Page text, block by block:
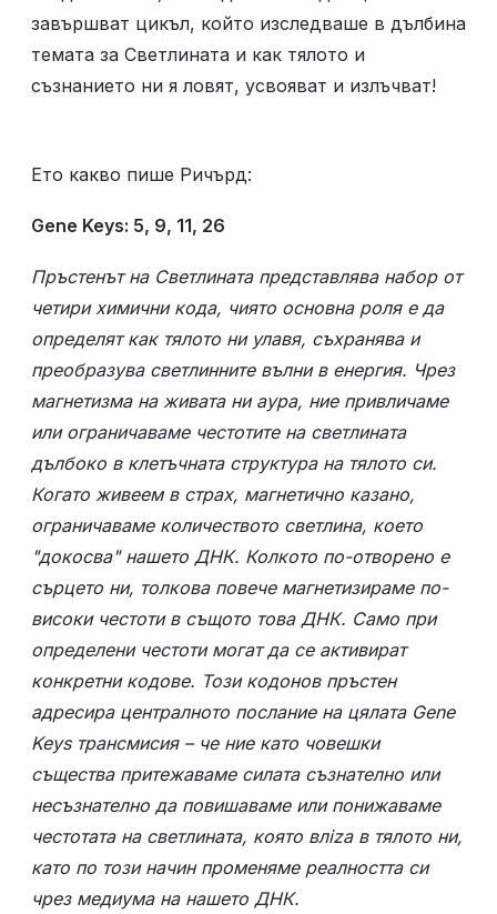
завършват цикъл, който изследваше в дълбина
темата за Светлината и как тялото и
съзнанието ни я ловят, усвояват и излъчват!
Ето какво пише Ричърд:
Gene Keys: 5, 9, 11, 26
Пръстенът на Светлината представлява набор от
четири химични кода, чиято основна роля е да
определят как тялото ни улавя, съхранява и
преобразува светлинните вълни в енергия. Чрез
магнетизма на живата ни аура, ние привличаме
или ограничаваме честотите на светлината
дълбоко в клетъчната структура на тялото си.
Когато живеем в страх, магнетично казано,
ограничаваме количеството светлина, което
"докосва" нашето ДНК. Колкото по-отворено е
сърцето ни, толкова повече магнетизираме по-
високи честоти в същото това ДНК. Само при
определени честоти могат да се активират
конкретни кодове. Този кодонов пръстен
адресира централното послание на цялата Gene
Keys трансмисия – че ние като човешки
същества притежаваме силата съзнателно или
несъзнателно да повишаваме или понижаваме
честотата на светлината, която влiza в тялото ни,
като по този начин променяме реалността си
чрез медиума на нашето ДНК.